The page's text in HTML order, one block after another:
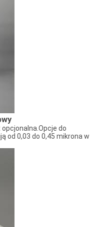
do
od 0,03 do 0,45 mikrona w